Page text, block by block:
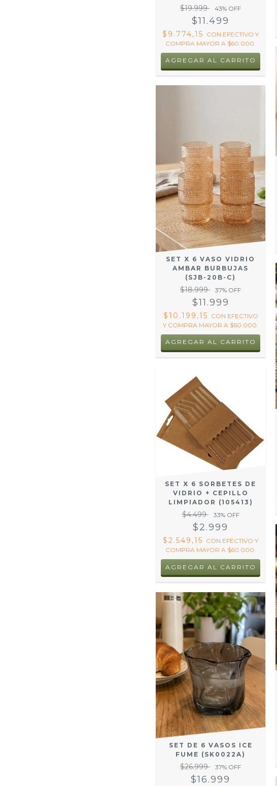
$19.999 43% OFF
$11.499
$9.774,15 CON EFECTIVO Y
COMPRA MAYOR A $60.000.
SET X 6 VASO VIDRIO
AMBAR BURBUJAS
(SJB-20B-C)
$18.999 37% OFF
$11.999
$10.199,15 CON EFECTIVO
Y COMPRA MAYOR A $60.000.
SET X 6 SORBETES DE
VIDRIO + CEPILLO
LIMPIADOR (105413)
$4.499 33% OFF
$2.999
$2.549,15 CON EFECTIVO Y
COMPRA MAYOR A $60.000.
SET DE 6 VASOS ICE
FUME (SK0022A)
$26.999 37% OFF
$16.999